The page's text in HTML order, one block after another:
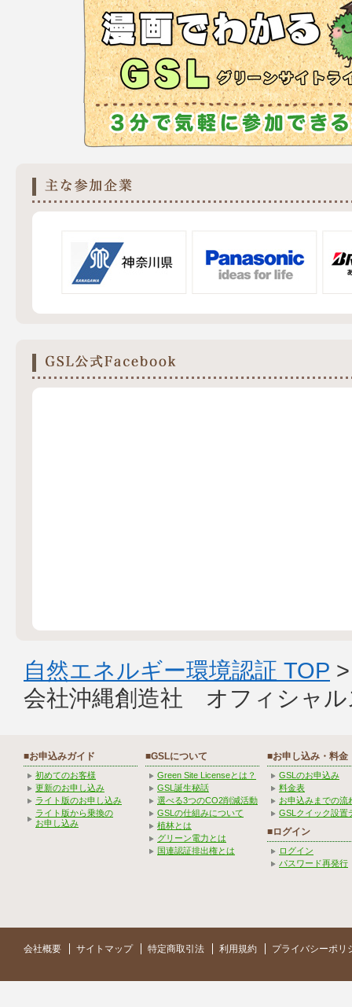
自然エネルギー環境認証 TOP
会社沖縄創造社 オフィシャル
■お申込みガイド
初めてのお客様
更新のお申し込み
ライト版のお申し込み
ライト版から乗換の
お申し込み
■GSLについて
Green Site Licenseとは？
GSL誕生秘話
選べる3つのCO2削減活動
GSLの仕組みについて
植林とは
グリーン電力とは
国連認証排出権とは
■お申し込み・料金
GSLのお申込み
料金表
お申込みまでの流
GSLクイック設置
■ログイン
ログイン
パスワード再発行
会社概要 サイトマップ 特定商取引法 利用規約 プライバシーポリ